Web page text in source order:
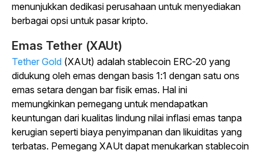
menunjukkan dedikasi perusahaan untuk menyediakan
berbagai opsi untuk pasar kripto.
Emas Tether (XAUt)
Tether Gold (XAUt) adalah stablecoin ERC-20 yang
didukung oleh emas dengan basis 1:1 dengan satu ons
emas setara dengan bar fisik emas. Hal ini
memungkinkan pemegang untuk mendapatkan
keuntungan dari kualitas lindung nilai inflasi emas tanpa
kerugian seperti biaya penyimpanan dan likuiditas yang
terbatas. Pemegang XAUt dapat menukarkan stablecoin